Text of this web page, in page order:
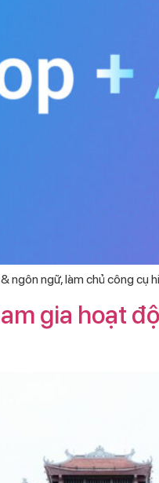
ngữ, làm chủ công cụ
gia hoạt